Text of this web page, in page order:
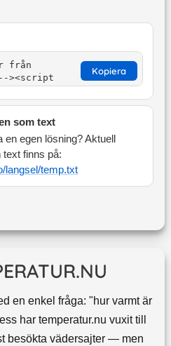
Kopiera
som text
egen lösning? Aktuell
finns på:
langsel/temp.txt
en enkel fråga: "hur varmt är
har temperatur.nu vuxit till
besökta vädersajter — men